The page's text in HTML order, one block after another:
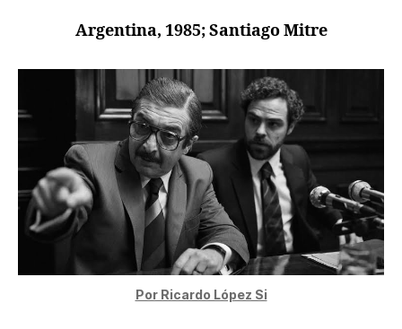
Argentina, 1985; Santiago Mitre
Por Ricardo López Si